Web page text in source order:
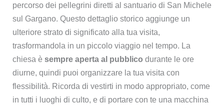
percorso dei pellegrini diretti al santuario di San Michele
sul Gargano. Questo dettaglio storico aggiunge un
ulteriore strato di significato alla tua visita,
trasformandola in un piccolo viaggio nel tempo. La
chiesa è sempre aperta al pubblico durante le ore
diurne, quindi puoi organizzare la tua visita con
flessibilità. Ricorda di vestirti in modo appropriato, come
in tutti i luoghi di culto, e di portare con te una macchina